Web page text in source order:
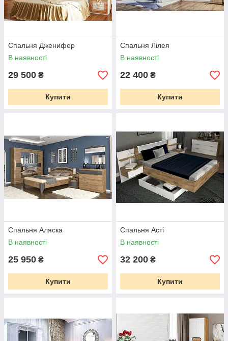
Спальня Дженифер
В наявності
29 500 ₴
Купити
Спальня Лілея
В наявності
22 400 ₴
Купити
Спальня Аляска
В наявності
25 950 ₴
Купити
Спальня Асті
В наявності
32 200 ₴
Купити